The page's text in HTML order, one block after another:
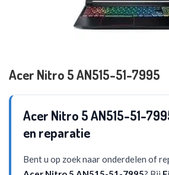
Acer Nitro 5 AN515-51-7995
Acer Nitro 5 AN515-51-
en reparatie
Bent u op zoek naar onderdelen of